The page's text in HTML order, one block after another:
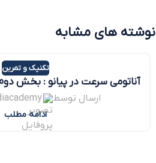
نوشته های مشابه
تکنیک و تمرین
آناتومی سرعت در پیانو : بخش
سریع بنوازیم؟ارسال توسط
ادامه مطلب